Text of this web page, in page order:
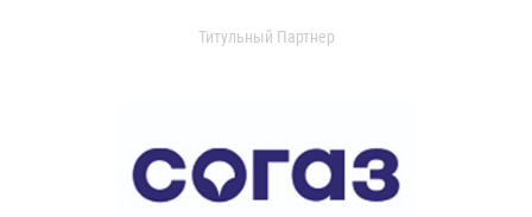
Титульный Партнер